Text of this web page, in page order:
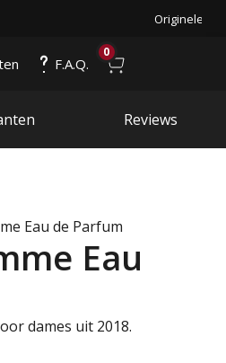
Originele
F.A.Q.
0
Reviews
Eau de Parfum
Eau
dames uit 2018.